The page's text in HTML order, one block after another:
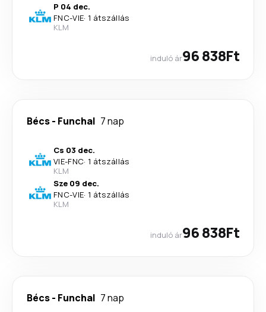
P 04 dec.
FNC-VIE· 1 átszállás
KLM
induló ár96 838Ft
Bécs- Funchal 7 nap
Cs 03 dec.
VIE-FNC· 1 átszállás
KLM
Sze 09 dec.
FNC-VIE· 1 átszállás
KLM
induló ár96 838Ft
Bécs- Funchal 7 nap